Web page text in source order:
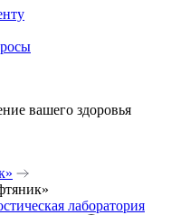
вашего здоровья
лаборатория